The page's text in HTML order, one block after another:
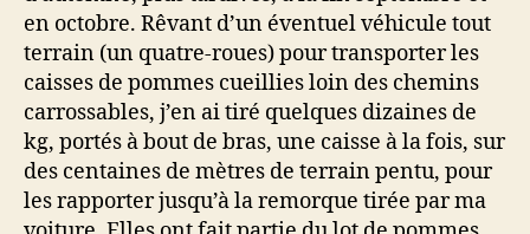
en octobre. Rêvant d’un éventuel véhicule tout
terrain (un quatre-roues) pour transporter les
caisses de pommes cueillies loin des chemins
carrossables, j’en ai tiré quelques dizaines de
kg, portés à bout de bras, une caisse à la fois, sur
des centaines de mètres de terrain pentu, pour
les rapporter jusqu’à la remorque tirée par ma